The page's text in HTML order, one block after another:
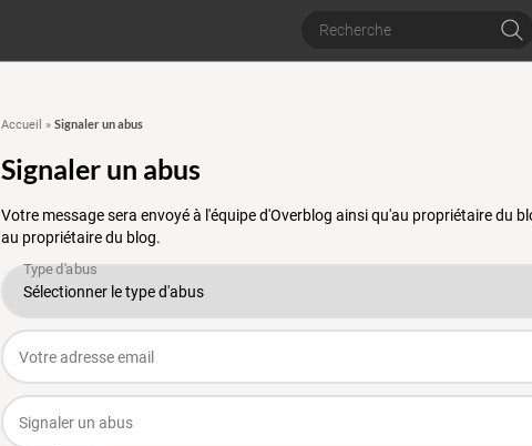
Accueil » Signaler un abus
Signaler un abus
Votre message sera envoyé à l'équipe d'Overblog ainsi qu'au propriétaire du
au propriétaire du blog.